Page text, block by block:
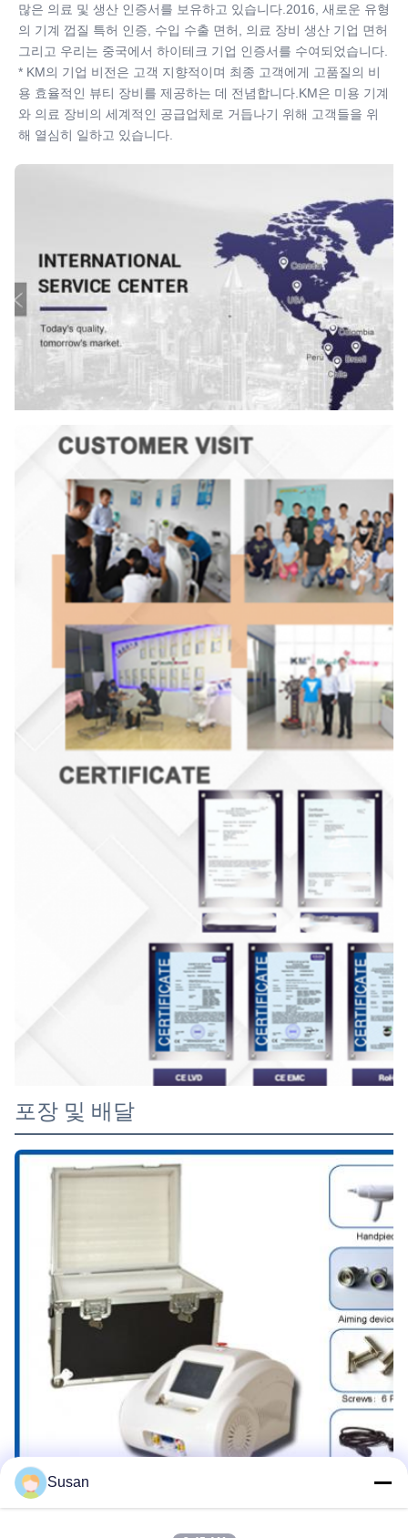
많은 의료 및 생산 인증서를 보유하고 있습니다.2016, 새로운 유형
의 기계 껍질 특허 인증, 수입 수출 면허, 의료 장비 생산 기업 면허
그리고 우리는 중국에서 하이테크 기업 인증서를 수여되었습니다.
* KM의 기업 비전은 고객 지향적이며 최종 고객에게 고품질의 비
용 효율적인 뷰티 장비를 제공하는 데 전념합니다.KM은 미용 기계
와 의료 장비의 세계적인 공급업체로 거듭나기 위해 고객들을 위
해 열심히 일하고 있습니다.
포장 및 배달
Susan